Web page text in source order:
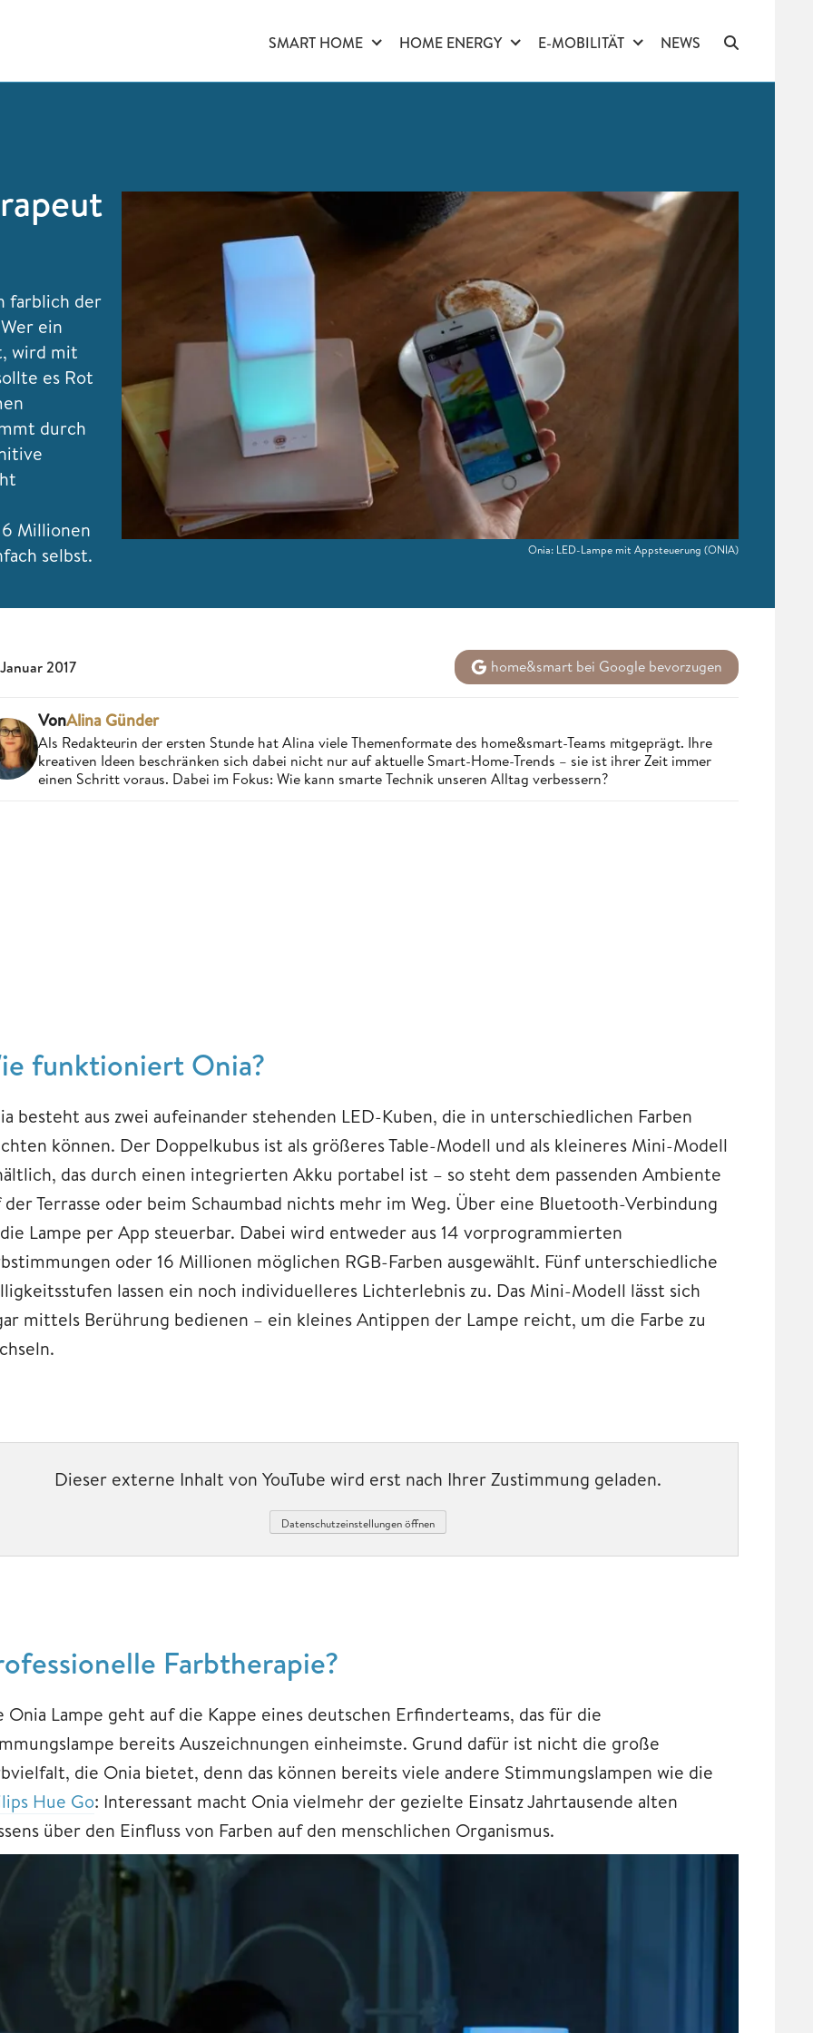
SMART HOME HOME ENERGY E-MOBILITÄT NEWS
farblich der
ein
wird mit
es Rot
durch
Millionen
selbst.
Onia: LED-Lampe mit Appsteuerung (ONIA)
2017 home&smart bei Google bevorzugen
VonAlina Günder
Als Redakteurin der ersten Stunde hat Alina viele Themenformate des home&smart-Teams mitgeprägt. Ihre
kreativen Ideen beschränken sich dabei nicht nur auf aktuelle Smart-Home-Trends – sie ist ihrer Zeit immer
einen Schritt voraus. Dabei im Fokus: Wie kann smarte Technik unseren Alltag verbessern?
funktioniert Onia?
besteht aus zwei aufeinander stehenden LED-Kuben, die in unterschiedlichen Farben
können. Der Doppelkubus ist als größeres Table-Modell und als kleineres Mini-Modell
das durch einen integrierten Akku portabel ist – so steht dem passenden Ambiente
der Terrasse oder beim Schaumbad nichts mehr im Weg. Über eine Bluetooth-Verbindung
Lampe per App steuerbar. Dabei wird entweder aus 14 vorprogrammierten
oder 16 Millionen möglichen RGB-Farben ausgewählt. Fünf unterschiedliche
lassen ein noch individuelleres Lichterlebnis zu. Das Mini-Modell lässt sich
mittels Berührung bedienen – ein kleines Antippen der Lampe reicht, um die Farbe zu
Dieser externe Inhalt von YouTube wird erst nach Ihrer Zustimmung geladen.
Datenschutzeinstellungen öffnen
Farbtherapie?
Onia Lampe geht auf die Kappe eines deutschen Erfinderteams, das für die
bereits Auszeichnungen einheimste. Grund dafür ist nicht die große
die Onia bietet, denn das können bereits viele andere Stimmungslampen wie die
Hue Go: Interessant macht Onia vielmehr der gezielte Einsatz Jahrtausende alten
über den Einfluss von Farben auf den menschlichen Organismus.